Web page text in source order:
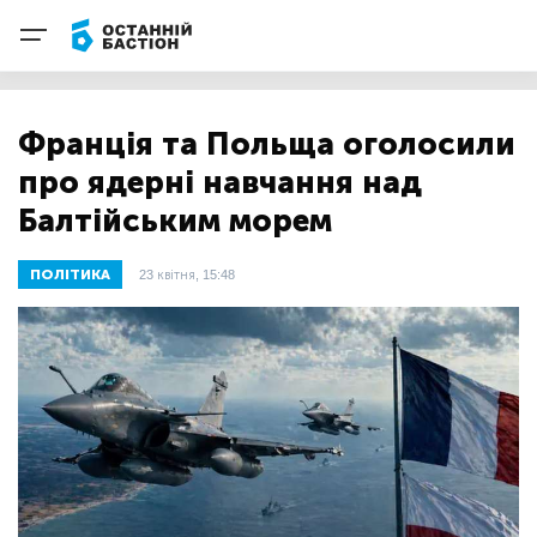
Франція та Польща оголосили
про ядерні навчання над
Балтійським морем
ПОЛІТИКА 23 квітня, 15:48